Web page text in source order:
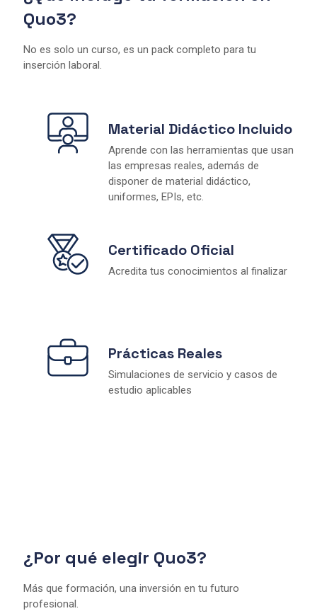
Quo3?
No es solo un curso, es un pack completo para tu
inserción laboral.
Material Didáctico Incluido
Aprende con las herramientas que usan
las empresas reales, además de
disponer de material didáctico,
uniformes, EPIs, etc.
Certificado Oficial
Acredita tus conocimientos al finalizar
Prácticas Reales
Simulaciones de servicio y casos de
estudio aplicables
¿Por qué elegir Quo3?
Más que formación, una inversión en tu futuro
profesional.